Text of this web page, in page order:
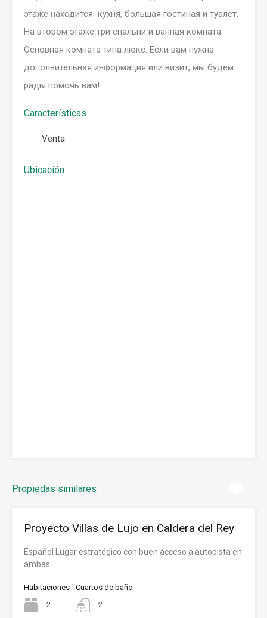
этаже находится кухня, большая гостиная и туалет.
На втором этаже три спальни и ванная комната.
Основная комната типа люкс. Если вам нужна
дополнительная информация или визит, мы будем
рады помочь вам!
Características
Venta
Ubicación
Propiedas similares
Proyecto Villas de Lujo en Caldera del Rey
Español Lugar estratégico con buen acceso a autopista en
ambas…
Habitaciones
2
Cuartos de baño
2